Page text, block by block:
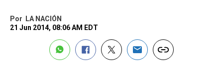
Por
LA NACIÓN
21 Jun 2014, 08:06 AM EDT